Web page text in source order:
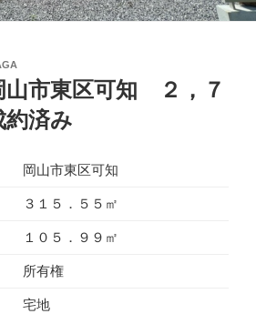
市東区可知 ２，７
済み
岡山市東区可知
３１５．５５㎡
１０５．９９㎡
所有権
宅地